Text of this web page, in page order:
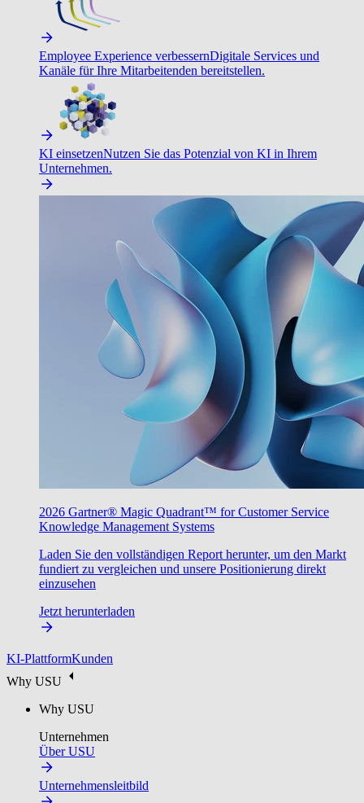
Employee Experience verbessernDigitale Services und
Kanäle für Ihre Mitarbeitenden bereitstellen.
KI einsetzenNutzen Sie das Potenzial von KI in Ihrem
Unternehmen.
2026 Gartner® Magic Quadrant™ for Customer Service
Knowledge Management Systems
Laden Sie den vollständigen Report herunter, um den Markt
fundiert zu vergleichen und unsere Positionierung direkt
einzusehen
Jetzt herunterladen
KI-PlattformKunden
Why USU
Why USU
Unternehmen
Über USU
Unternehmensleitbild